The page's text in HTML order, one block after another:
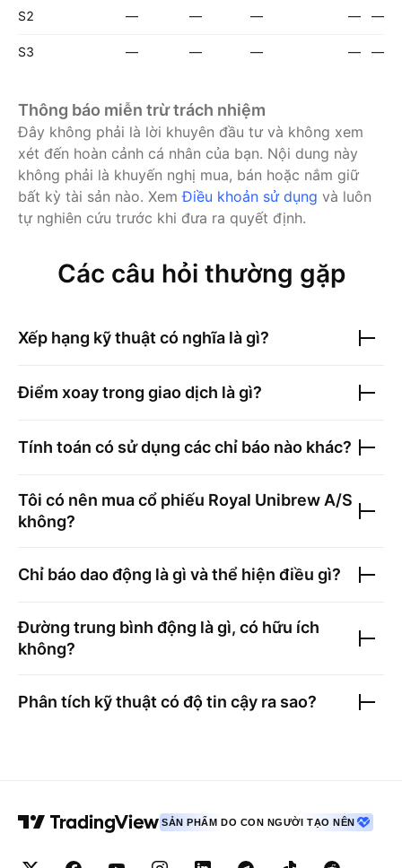
S2 — — — — —
S3 — — — — —
Thông báo miễn trừ trách nhiệm
Đây không phải là lời khuyên đầu tư và không xem
xét đến hoàn cảnh cá nhân của bạn. Nội dung này
không phải là khuyến nghị mua, bán hoặc nắm giữ
bất kỳ tài sản nào. XemĐiều khoản sử dụng và luôn
tự nghiên cứu trước khi đưa ra quyết định.
Các câu hỏi thường gặp
Xếp hạng kỹ thuật có nghĩa là gì?
Điểm xoay trong giao dịch là gì?
Tính toán có sử dụng các chỉ báo nào khác?
Tôi có nên mua cổ phiếu Royal Unibrew A/S
không?
Chỉ báo dao động là gì và thể hiện điều gì?
Đường trung bình động là gì, có hữu ích
không?
Phân tích kỹ thuật có độ tin cậy ra sao?
SẢN PHẨM DO CON NGƯỜI TẠO NÊN